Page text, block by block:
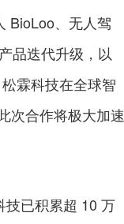
BioLoo、无人驾
品迭代升级，以
霖科技在全球智
次合作将极大加速
技已积累超 10 万